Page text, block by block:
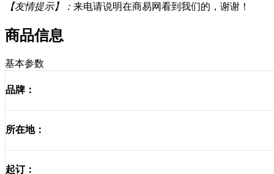
【友情提示】： 来电请说明在商易网看到我们的，谢谢！
商品信息
基本参数
品牌：
所在地：
起订：